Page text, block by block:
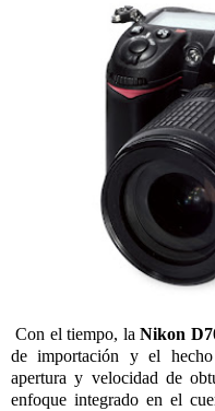
Con el tiempo, laNikon
de importación y el
apertura y velocidad de
enfoque integrado en el